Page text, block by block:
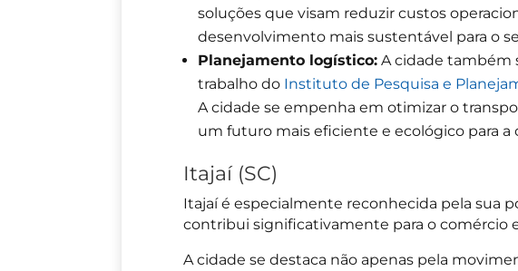
soluções que visam reduzir custos
desenvolvimento mais sustentável para o
Planejamento logístico:A cidade também
trabalho do Instituto de Pesquisa e
A cidade se empenha em otimizar o
um futuro mais eficiente e ecológico para a
Itajaí (SC)
Itajaí é especialmente reconhecida pela sua
contribui significativamente para o comércio
A cidade se destaca não apenas pela